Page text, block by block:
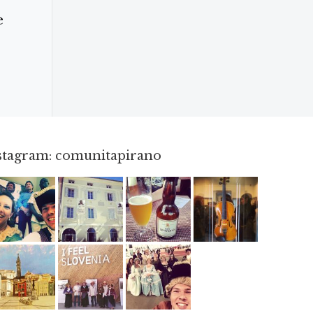
comunitapirano
Mag 23 Apr 3 Giu 3 Apr 8
Giu 12 Mag 2 Mag 15